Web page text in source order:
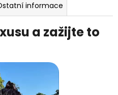
informace
a zažijte to